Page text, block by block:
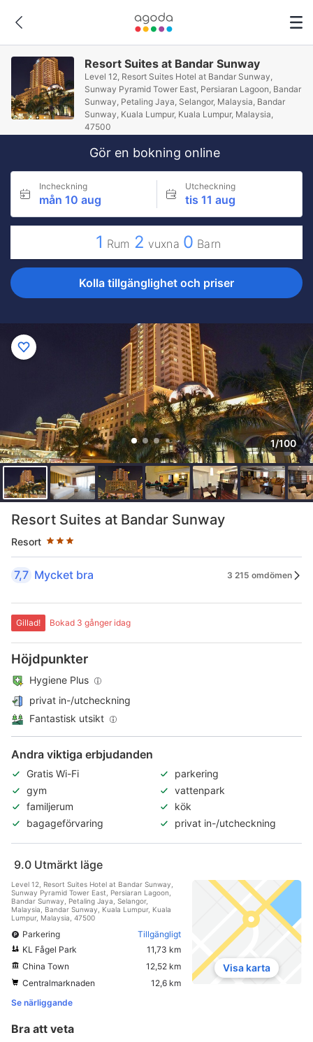
Resort Suites at Bandar Sunway
Level 12, Resort Suites Hotel at Bandar Sunway,
Sunway Pyramid Tower East, Persiaran Lagoon, Bandar
Sunway, Petaling Jaya, Selangor, Malaysia, Bandar
Sunway, Kuala Lumpur, Kuala Lumpur, Malaysia,
47500
Gör en bokning online
Incheckning
mån 10 aug
Utcheckning
tis 11 aug
1 Rum 2 vuxna 0 Barn
Kolla tillgänglighet och priser
1/100
Resort Suites at Bandar Sunway
Resort
Stjärnklassificering: 3 stjärnor
7,7 Mycket bra 3 215 omdömen
Gillad! Bokad 3 gånger idag
Höjdpunkter
Hygiene Plus
privat in-/utcheckning
Fantastisk utsikt
Andra viktiga erbjudanden
Gratis Wi-Fi
parkering
gym
vattenpark
familjerum
kök
bagageförvaring
privat in-/utcheckning
9.0 Utmärkt läge
Level 12, Resort Suites Hotel at Bandar Sunway,
Sunway Pyramid Tower East, Persiaran Lagoon,
Bandar Sunway, Petaling Jaya, Selangor,
Malaysia, Bandar Sunway, Kuala Lumpur, Kuala
Lumpur, Malaysia, 47500
Parkering
Tillgängligt
KL Fågel Park
11,73 km
China Town
12,52 km
Centralmarknaden
12,6 km
Se närliggande
Visa karta
Bra att veta